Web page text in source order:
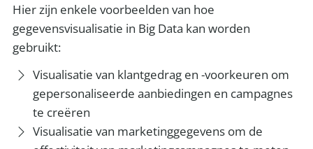
Hier zijn enkele voorbeelden van hoe
gegevensvisualisatie in Big Data kan worden
gebruikt:
Visualisatie van klantgedrag en -voorkeuren om
gepersonaliseerde aanbiedingen en campagnes
te creëren
Visualisatie van marketinggegevens om de